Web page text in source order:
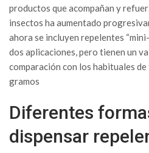
productos que acompañan y
insectos ha aumentado
ahora se incluyen repelentes
dos aplicaciones, pero tienen un
comparación con los habituales
gramos
Diferentes
dispensar